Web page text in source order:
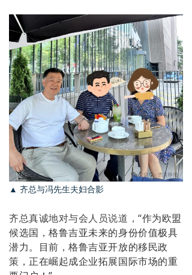
▲ 齐总与冯先生夫妇合影
齐总真诚地对与会人员说道，“作为欧盟
候选国，格鲁吉亚未来的身份价值极具
潜力。目前，格鲁吉亚开放的移民政
策，正在崛起成企业拓展国际市场的重